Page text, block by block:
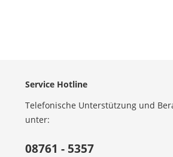
Service Hotline
Telefonische Unterstützung und
unter:
08761 - 5357